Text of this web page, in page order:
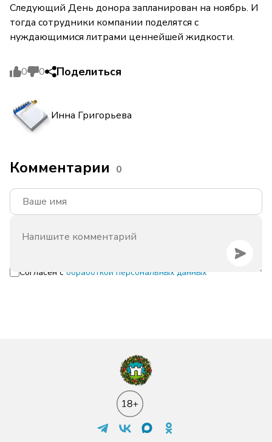
Следующий День донора запланирован на ноябрь. И
тогда сотрудники компании поделятся с
нуждающимися литрами ценнейшей жидкости.
0 0 Поделиться
Инна Григорьева
Комментарии 0
Согласен с обработкой персональных данных